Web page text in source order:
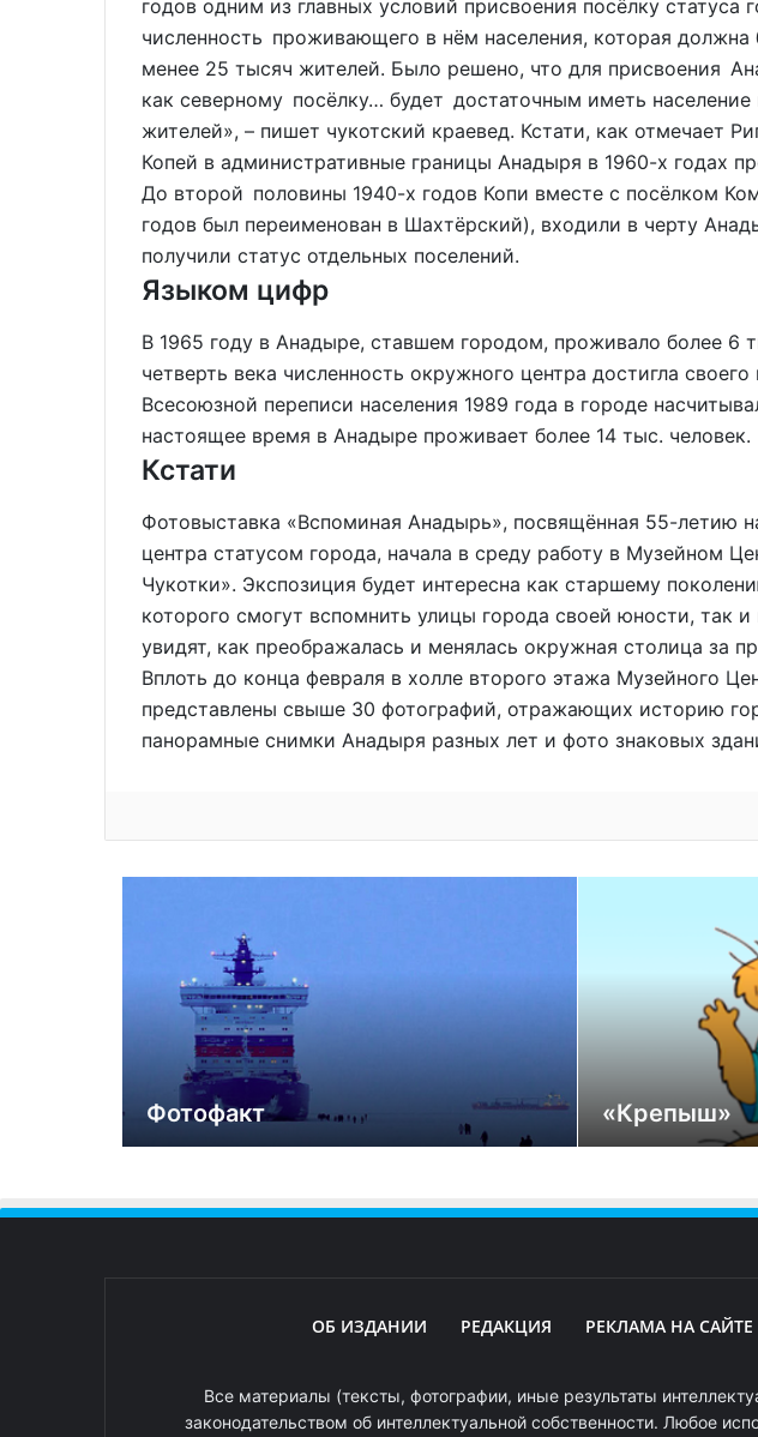
годов одним из главных условий присвоения посёлку статуса
численность проживающего в нём населения, которая должна
менее 25 тысяч жителей. Было решено, что для присвоения
как северному посёлку… будет достаточным иметь население
жителей», – пишет чукотский краевед. Кстати, как отмечает
Копей в административные границы Анадыря в 1960-х годах
До второй половины 1940-х годов Копи вместе с посёлком
годов был переименован в Шахтёрский), входили в черту
получили статус отдельных поселений.
Языком цифр
В 1965 году в Анадыре, ставшем городом, проживало более 6
четверть века численность окружного центра достигла
Всесоюзной переписи населения 1989 года в городе
настоящее время в Анадыре проживает более 14 тыс. человек.
Кстати
Фотовыставка «Вспоминая Анадырь», посвящённая 55-летию
центра статусом города, начала в среду работу в Музейном
Чукотки». Экспозиция будет интересна как старшему
которого смогут вспомнить улицы города своей юности, так
увидят, как преображалась и менялась окружная столица за
Вплоть до конца февраля в холле второго этажа Музейного
представлены свыше 30 фотографий, отражающих историю
панорамные снимки Анадыря разных лет и фото знаковых
Фотофакт «Крепыш»
ОБ ИЗДАНИИ РЕДАКЦИЯ РЕКЛАМА НА САЙТЕ
Все материалы (тексты, фотографии, иные результаты
законодательством об интеллектуальной собственности. Любое